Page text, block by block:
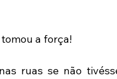
a força!
ruas se não